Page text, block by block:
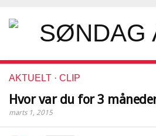
AKTUELT · CLIP
Hvor var du for 3
marts 1, 2015